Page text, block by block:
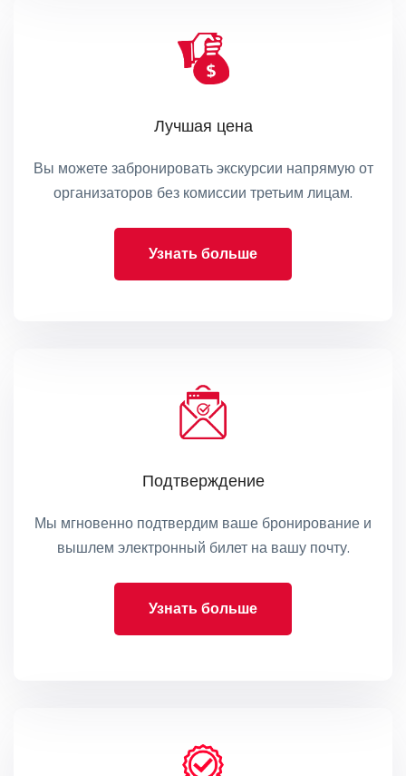
Лучшая цена
Вы можете забронировать экскурсии напрямую от
организаторов без комиссии третьим лицам.
Узнать больше
Подтверждение
Мы мгновенно подтвердим ваше бронирование и
вышлем электронный билет на вашу почту.
Узнать больше